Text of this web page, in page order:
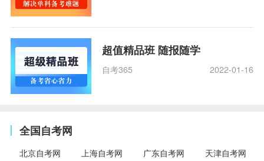
超值精品班 随报随学
自考365 2022-01-16
全国自考网
北京自考网 上海自考网 广东自考网
天津自考网